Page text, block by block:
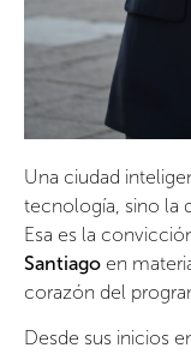
Una ciudad
tecnología, sino la
Esa es la
Santiago en
corazón del
Desde sus inicios